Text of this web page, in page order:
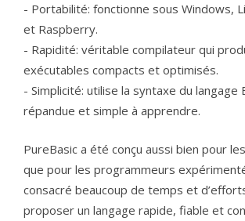
- Portabilité: fonctionne sous Windows,
et Raspberry.
- Rapidité: véritable compilateur qui
exécutables compacts et optimisés.
- Simplicité: utilise la syntaxe du langage
répandue et simple à apprendre.
PureBasic a été conçu aussi bien pour
que pour les programmeurs
consacré beaucoup de temps et
proposer un langage rapide, fiable et